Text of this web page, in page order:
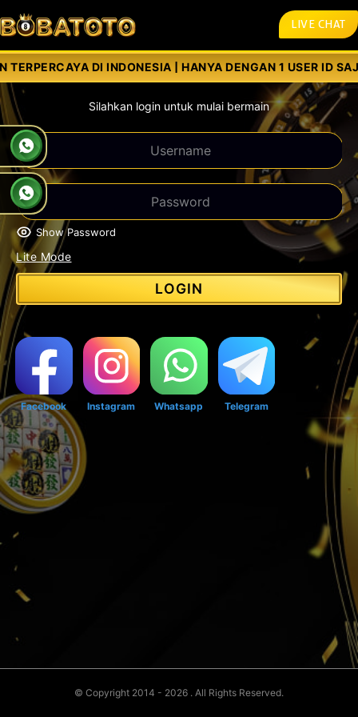
LIVE CHAT
DI INDONESIA | HANYA DENGAN 1 USER ID
Silahkan login untuk mulai bermain
Show Password
Lite Mode
LOGIN
Facebook Instagram Whatsapp Telegram
© Copyright 2014 - 2026 . All Rights Reserved.